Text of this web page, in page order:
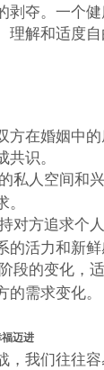
剥夺。一个
理解和适度自
方在婚姻中
识。
私人空间和
对方追求个
活力和新鲜
段的变化，
需求变化。
迈进
，我们往往容